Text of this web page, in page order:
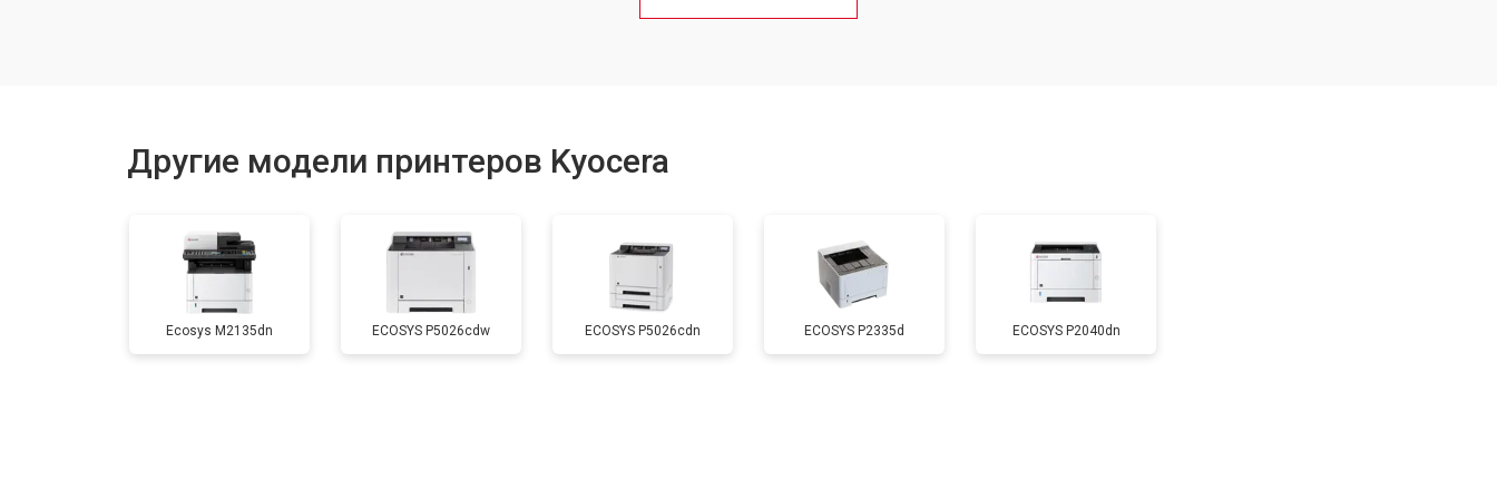
Замена печатной головки от 60 мин
Замена каретки от 80 мин от 2600 ₽
Другие модели принтеров Kyocera
Ecosys M2135dn ECOSYS P5026cdw ECOSYS P5026cdn ECOSYS P2335d ECOSYS P2040dn